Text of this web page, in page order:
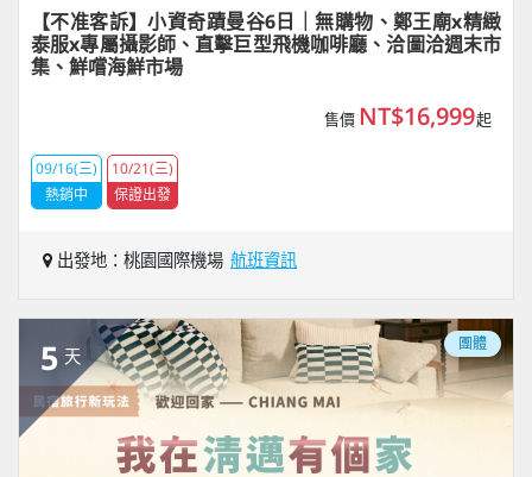
【不准客訴】小資奇蹟曼谷6日｜無購物、鄭王廟x精緻
泰服x專屬攝影師、直擊巨型飛機咖啡廳、洽圖洽週末市
集、鮮嚐海鮮市場
售價 NT$16,999起
09/16(三)
熱銷中
10/21(三)
保證出發
出發地：桃園國際機場 航班資訊
5 天
團體